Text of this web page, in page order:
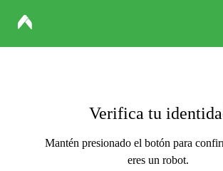
Verifica tu
Mantén presionado el botón para
eres un robot.